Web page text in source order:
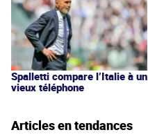
Spalletti compare l’Italie à un
vieux téléphone
Articles en tendances